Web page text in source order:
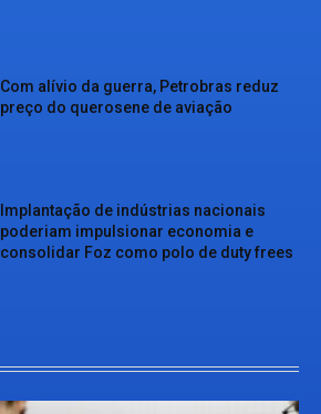
Com alívio da guerra, Petrobras reduz
preço do querosene de aviação
Implantação de indústrias nacionais
poderiam impulsionar economia e
consolidar Foz como polo de duty frees